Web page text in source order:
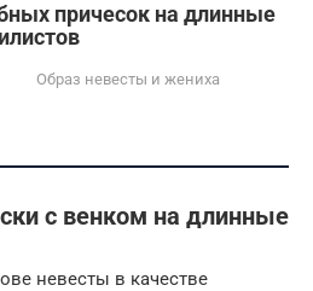
причесок на длинные
Образ невесты и жениха
с венком на длинные
невесты в качестве